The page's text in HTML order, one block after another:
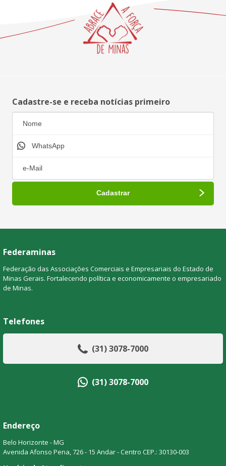
Cadastre-se e receba notícias primeiro
Federaminas
Federação das Associações Comerciais e Empresariais do Estado de
Minas Gerais. Fortalecendo política e economicamente o empresariado
de Minas.
Telefones
(31) 3078-7000
(31) 3078-7000
Endereço
Belo Horizonte - MG
Avenida Afonso Pena, 726 - 15 Andar - Centro CEP.: 30130-003